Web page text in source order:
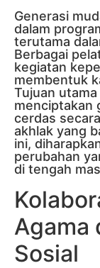
Generasi
dalam
terutama
Berbagai
kegiatan
membentuk
Tujuan
menciptakan
cerdas
akhlak yang
ini,
perubahan
di tengah
Agama
Sosial